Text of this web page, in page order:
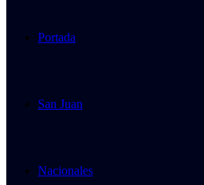
Portada
San Juan
Nacionales